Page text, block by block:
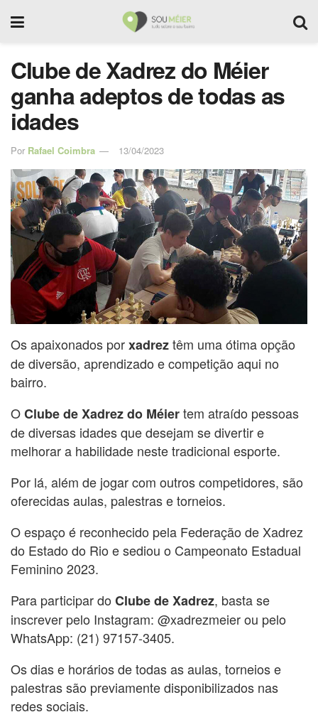
Clube de Xadrez do Méier
ganha adeptos de todas as
idades
Por Rafael Coimbra 13/04/2023
Os apaixonados porxadreztêm uma ótima opção
de diversão, aprendizado e competição aqui no
bairro.
OClube de Xadrez do Méiertem atraído pessoas
de diversas idades que desejam se divertir e
melhorar a habilidade neste tradicional esporte.
Por lá, além de jogar com outros competidores, são
oferecidas aulas, palestras e torneios.
O espaço é reconhecido pela Federação de Xadrez
do Estado do Rio e sediou o Campeonato Estadual
Feminino 2023.
Para participar do Clube de Xadrez, basta se
inscrever pelo Instagram: @xadrezmeier ou pelo
WhatsApp: (21) 97157-3405.
Os dias e horários de todas as aulas, torneios e
palestras são previamente disponibilizados nas
redes sociais.